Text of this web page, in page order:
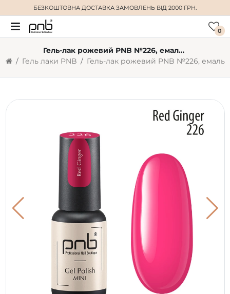
БЕЗКОШТОВНА ДОСТАВКА ЗАМОВЛЕНЬ ВІД 2000 ГРН.
0
Гель-лак рожевий PNB №226, емаль (4 мл)
Гель лаки PNB
Гель-лак рожевий PNB №226, емаль (4 мл)